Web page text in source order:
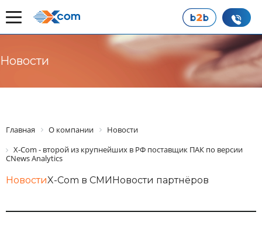
Новости
Главная О компании
Новости
X-Com - второй из крупнейших в РФ поставщик ПАК по версии
CNews Analytics
НовостиX-Com в СМИНовости партнёров